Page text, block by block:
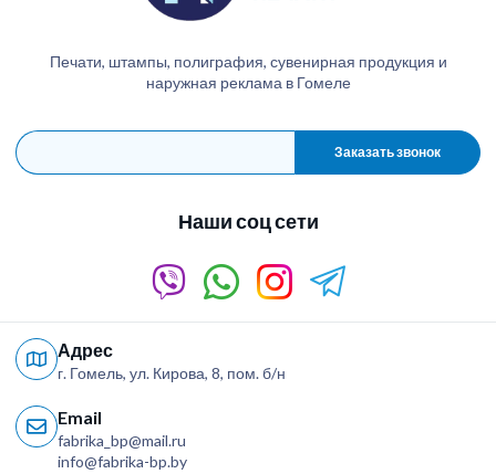
Печати, штампы, полиграфия, сувенирная продукция и
наружная реклама в Гомеле
Заказать звонок
Наши соц сети
Адрес
г. Гомель, ул. Кирова, 8, пом. б/н
Email
fabrika_bp@mail.ru
info@fabrika-bp.by